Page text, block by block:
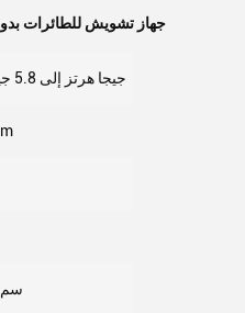
جهاز تشويش للطائرات
0.9 جيجا هرتز إلى 5.8 جيجا هرتز
ارتفاع 2000m
42X22X30 سم